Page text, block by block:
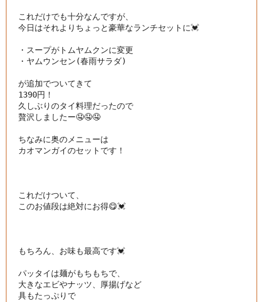
これだけでも十分なんですが、
今日はそれよりちょっと豪華なランチセットに💓
・スープがトムヤムクンに変更
・ヤムウンセン(春雨サラダ)
が追加でついてきて
1390円！
久しぶりのタイ料理だったので
贅沢しましたー🤤🤤🤤
ちなみに奥のメニューは
カオマンガイのセットです！
これだけついて、
このお値段は絶対にお得😋💓
もちろん、お味も最高です💓
パッタイは麺がもちもちで、
大きなエビやナッツ、厚揚げなど
具もたっぷりで